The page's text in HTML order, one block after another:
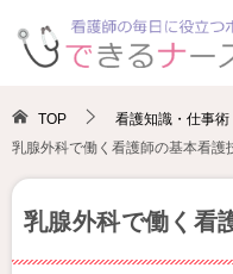
TOP 看護知識・仕事術
乳腺外科で働く看護師の基本看護
乳腺外科で働く看